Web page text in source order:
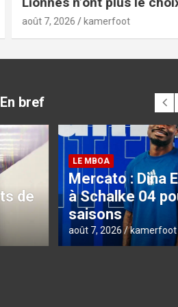
août 7, 2026 kamerfoot
En bref
LE MBOA
Mercato : Dina Ebimbe file
à Schalke 04 pour deux
saisons
kamerfoot